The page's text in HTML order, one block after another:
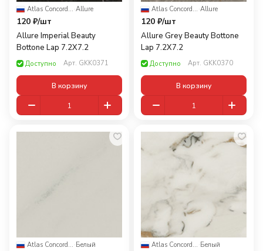
Atlas Concorde Russia ·Allure
120 ₽/шт
Allure Imperial Beauty
Bottone Lap 7.2X7.2
Доступно Арт. GKK0371
В корзину
Atlas Concorde Russia ·Allure
120 ₽/шт
Allure Grey Beauty Bottone
Lap 7.2X7.2
Доступно Арт. GKK0370
В корзину
Atlas Concorde Russia ·Белый Atlas Concorde Russia ·Белый